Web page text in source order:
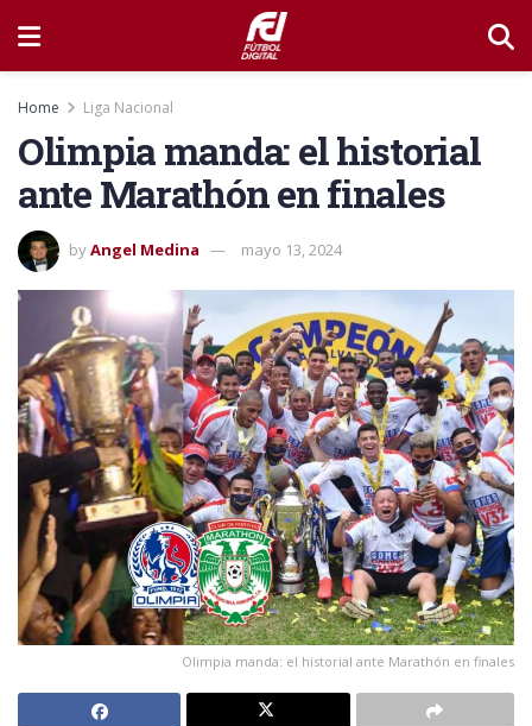
Home Liga Nacional
Olimpia manda: el historial
ante Marathón en finales
byAngel Medina mayo 13, 2024
Olimpia manda: el historial ante Marathón en finales